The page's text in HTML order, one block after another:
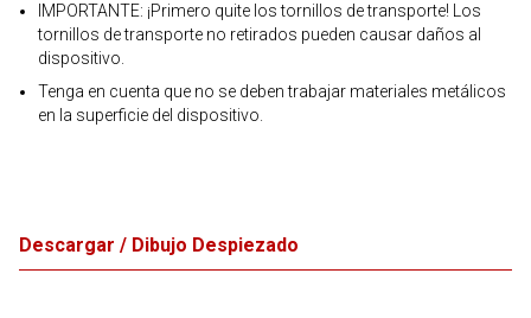
IMPORTANTE: ¡Primero quite los tornillos de transporte! Los
tornillos de transporte no retirados pueden causar daños al
dispositivo.
Tenga en cuenta que no se deben trabajar materiales metálicos
en la superficie del dispositivo.
Descargar / Dibujo Despiezado